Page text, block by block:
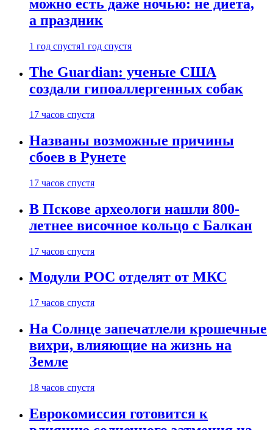
можно есть даже ночью: не диета,
а праздник
1 год спустя1 год спустя
The Guardian: ученые США
создали гипоаллергенных собак
17 часов спустя
Названы возможные причины
сбоев в Рунете
17 часов спустя
В Пскове археологи нашли 800-
летнее височное кольцо с Балкан
17 часов спустя
Модули РОС отделят от МКС
17 часов спустя
На Солнце запечатлели крошечные
вихри, влияющие на жизнь на
Земле
18 часов спустя
Еврокомиссия готовится к